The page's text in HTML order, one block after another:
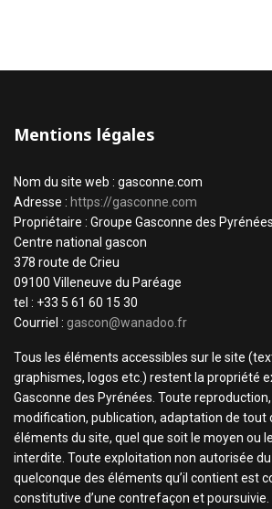
Mentions légales
Nom du site web : gasconne.com
Adresse : https://gasconne.com
Propriétaire : Groupe Gasconne des Pyrénées
Centre national gascon
378 route de Crieu
09100 Villeneuve du Paréage
tel : +33 5 61 60 15 30
Courriel : gascon@wanadoo.fr
Tous les éléments accessibles sur le site
graphismes, logos etc.) restent la propriété
Gasconne des Pyrénées. Toute
modification, publication, adaptation de tout
éléments du site, quel que soit le moyen ou
interdite. Toute exploitation non autorisée du
quelconque des éléments qu’il contient est
constitutive d’une contrefaçon et